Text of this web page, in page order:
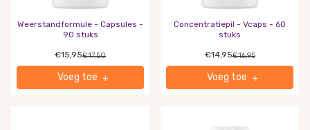
Weerstandformule - Capsules -
90 stuks
€17,50
€15,95
+
Voeg toe
Concentratiepil - Vcaps - 60
stuks
€16,95
€14,95
+
Voeg toe